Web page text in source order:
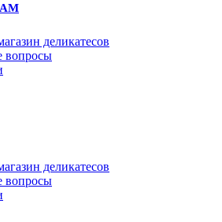
деликатесов
вопросы
деликатесов
вопросы